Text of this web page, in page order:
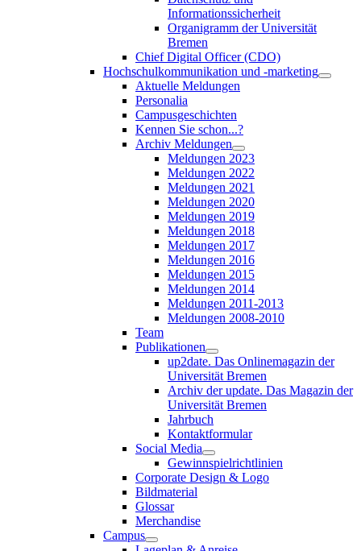
Informationssicherheit
Organigramm der Universität
Bremen
Chief Digital Officer (CDO)
Hochschulkommunikation und -marketing
Aktuelle Meldungen
Personalia
Campusgeschichten
Kennen Sie schon...?
Archiv Meldungen
Meldungen 2023
Meldungen 2022
Meldungen 2021
Meldungen 2020
Meldungen 2019
Meldungen 2018
Meldungen 2017
Meldungen 2016
Meldungen 2015
Meldungen 2014
Meldungen 2011-2013
Meldungen 2008-2010
Team
Publikationen
up2date. Das Onlinemagazin der
Universität Bremen
Archiv der update. Das Magazin der
Universität Bremen
Jahrbuch
Kontaktformular
Social Media
Gewinnspielrichtlinien
Corporate Design & Logo
Bildmaterial
Glossar
Merchandise
Campus